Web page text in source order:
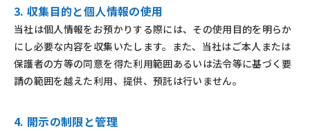
3. 収集目的と個人情報の使用
当社は個人情報をお預かりする際には、その使用目的を明らか
にし必要な内容を収集いたします。また、当社はご本人または
保護者の方等の同意を得た利用範囲あるいは法令等に基づく要
請の範囲を越えた利用、提供、預託は行いません。
4. 開示の制限と管理